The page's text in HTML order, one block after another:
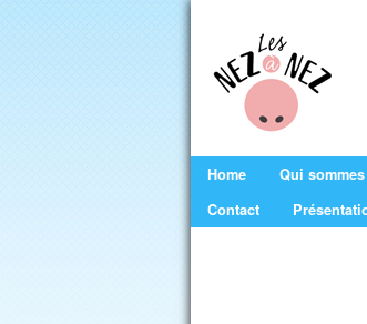
Nez
Nez
Main menu
Home Qui
Contact